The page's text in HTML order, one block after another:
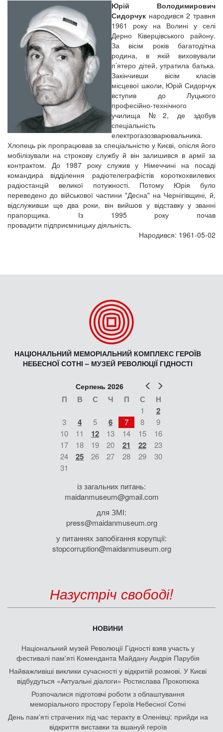
Юрій Володимирович
Сидорчук народився 2 травня
1961 року на Волині у селі
Дерно Ківерцівського району.
За вісім років багатодітна
родина, в якій виховували
п’ятеро дітей, утратила батька.
Закінчивши вісім класів
місцевої школи, Юрій Сидорчук
вступив до Луцького
професійно-технічного
училища №2, де здобув
спеціальність
електрогазозварювальника.
Хлопець рік пропрацював за спеціальністю у Києві, опісля його
мобілізували на строкову службу й він залишився в армії за
контрактом. До 1987 року служив у Німеччині на посаді
командира відділення радіотелеграфістів короткохвилевих
радіостанцій великої потужності. Потому Юрія було
переведено до військової частини "Десна" на Чернігівщині, й,
відслуживши ще два роки, він вийшов у відставку у званні
прапорщика. Із 1995 року почав
провадити підприємницьку діяльність.
Народився: 1961-05-02
НАЦІОНАЛЬНИЙ МЕМОРІАЛЬНИЙ КОМПЛЕКС ГЕРОЇВ
НЕБЕСНОЇ СОТНІ – МУЗЕЙ РЕВОЛЮЦІЇ ГІДНОСТІ
Попер
Серпень 2026
П В С Ч П С Н
1 2
3 4 5 6 7 8
9
10
11 12 13 14 15
16
17
18 19 20 21 22
23
24
25 26 27 28 29
30
31
із загальних питань:
maidanmuseum@gmail.com
для ЗМІ:
press@maidanmuseum.org
у питаннях запобігання корупції:
stopcorruption@maidanmuseum.org
Назустріч свободі!
НОВИНИ
Національний музей Революції Гідності взяв участь у
фестивалі пам'яті Коменданта Майдану Андрія Парубія
Найважливіші виклики сучасності у відкритій розмові. У Києві
відбудуться «Актуальні діалоги» Ростислава Прокопюка
Розпочалися підготовчі роботи з облаштування
меморіального простору Героїв Небесної Сотні
День памʼяті страчених під час теракту в Оленівці: прийди на
відкриття виставки та вшануй героїв